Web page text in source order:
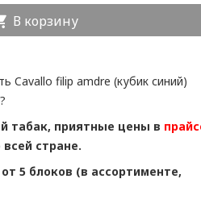
В корзину
Cavallo filip amdre (кубик синий)
?
табак, приятные цены в
стране.
5 блоков (в ассортименте,